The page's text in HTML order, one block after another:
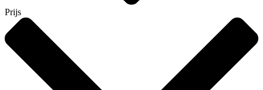
Prijs